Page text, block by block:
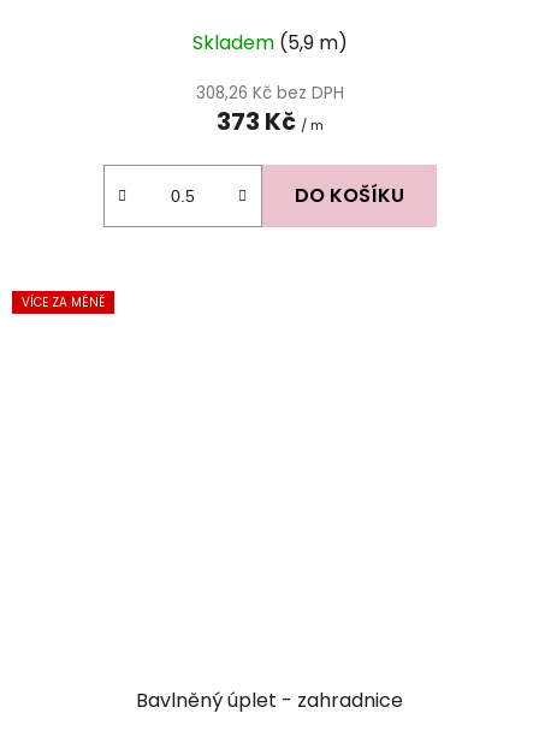
Skladem (5,9 m)
308,26 Kč bez DPH
373 Kč / m
DO KOŠÍKU
VÍCE ZA MÉNĚ
Bavlněný úplet - zahradnice